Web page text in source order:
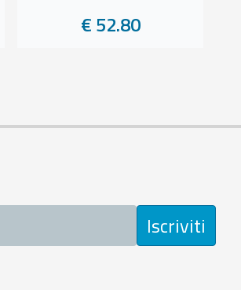
€ 52.80
Iscriviti